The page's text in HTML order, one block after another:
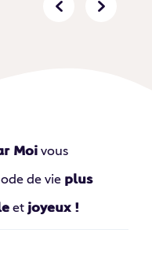
Moi vous
de vie plus
et joyeux !